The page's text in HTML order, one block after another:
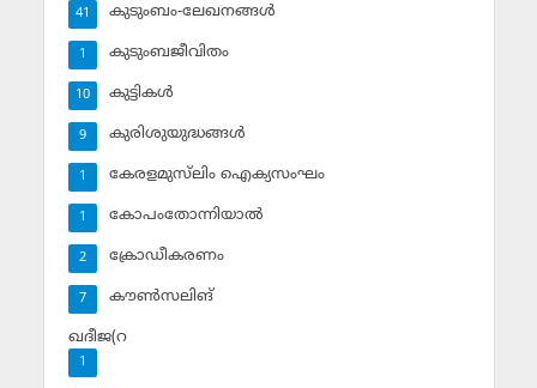
കുടുംബം-ലേഖനങ്ങള്‍
41
കുടുംബജീവിതം
1
കുട്ടികള്‍
10
കുരിശുയുദ്ധങ്ങള്‍
9
കേരളമുസ്‌ലിം ഐക്യസംഘം
1
കോപംതോന്നിയാല്‍
1
ക്രോഡീകരണം
2
കൗണ്‍സലിങ്‌
7
ഖദീജ(റ
1